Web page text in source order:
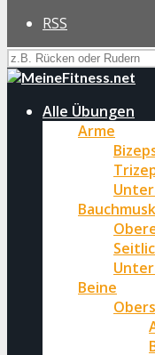
RSS
Alle Übungen
Arme
Beine